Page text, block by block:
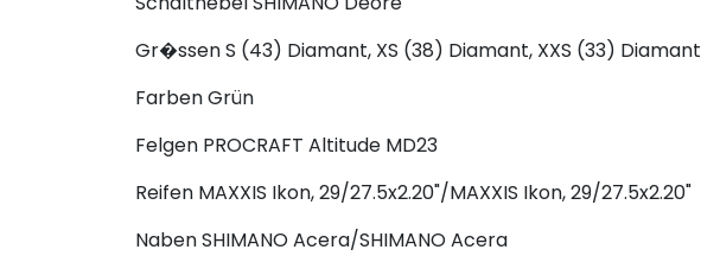
Gr�ssenS (43) Diamant, XS (38) Diamant, XXS (33) Diamant
FarbenGrün
Felgen PROCRAFT Altitude MD23
Reifen MAXXIS Ikon, 29/27.5x2.20"/MAXXIS Ikon, 29/27.5x2.20"
NabenSHIMANO Acera/SHIMANO Acera